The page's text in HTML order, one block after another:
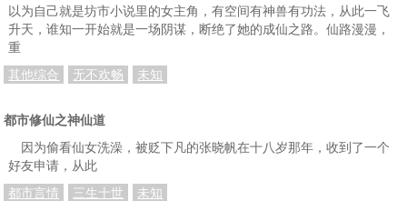
以为自己就是坊市小说里的女主角，有空间有神兽有功法，从此一飞
升天，谁知一开始就是一场阴谋，断绝了她的成仙之路。仙路漫漫，
重
其他综合
无不欢畅 未知
都市修仙之神仙道
因为偷看仙女洗澡，被贬下凡的张晓帆在十八岁那年，收到了一个
好友申请，从此
都市言情
三生十世 未知